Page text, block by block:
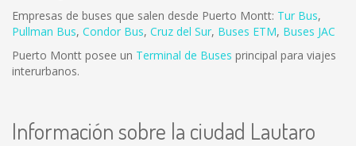
Empresas de buses que salen desde Puerto Montt: Tur Bus,
Pullman Bus, Condor Bus, Cruz del Sur, Buses ETM, Buses JAC
Puerto Montt posee un Terminal de Buses principal para viajes
interurbanos.
Información sobre la ciudad Lautaro